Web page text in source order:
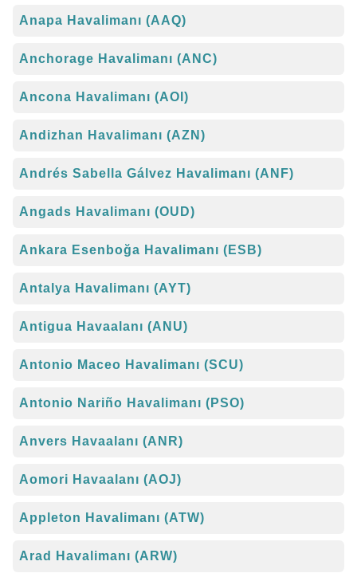
Anapa Havalimanı (AAQ)
Anchorage Havalimanı (ANC)
Ancona Havalimanı (AOI)
Andizhan Havalimanı (AZN)
Andrés Sabella Gálvez Havalimanı (ANF)
Angads Havalimanı (OUD)
Ankara Esenboğa Havalimanı (ESB)
Antalya Havalimanı (AYT)
Antigua Havaalanı (ANU)
Antonio Maceo Havalimanı (SCU)
Antonio Nariño Havalimanı (PSO)
Anvers Havaalanı (ANR)
Aomori Havaalanı (AOJ)
Appleton Havalimanı (ATW)
Arad Havalimanı (ARW)